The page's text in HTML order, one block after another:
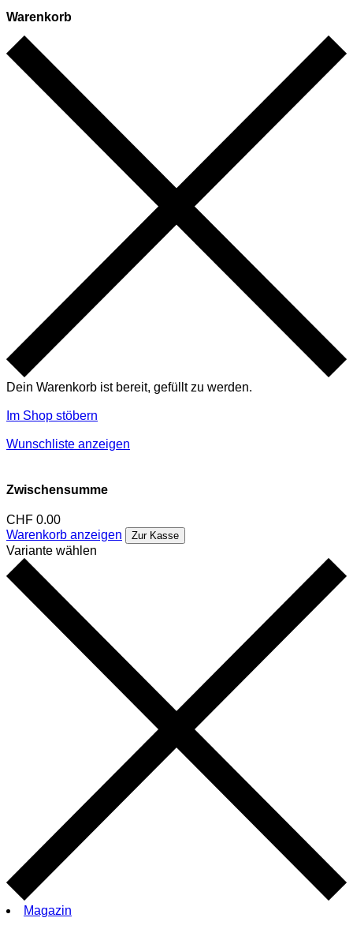
Warenkorb
Dein Warenkorb ist bereit, gefüllt zu werden.
Im Shop stöbern
Wunschliste anzeigen
Zwischensumme
CHF 0.00
Warenkorb anzeigen
Zur Kasse
Variante wählen
Magazin